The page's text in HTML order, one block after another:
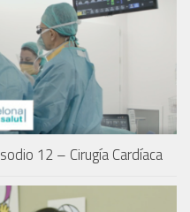
12 – Cirugía Cardíaca